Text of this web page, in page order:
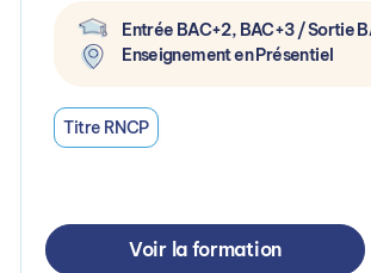
Entrée BAC+2, BAC+3 / Sortie
Enseignement en Présentiel
Titre RNCP
Voir la formation